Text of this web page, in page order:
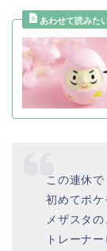
この連休で
初めてポ
メザスタ
トレーナ